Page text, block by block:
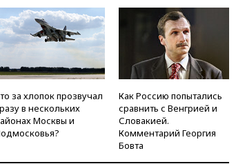
за хлопок прозвучал
в нескольких
Москвы и
Как Россию попытались
сравнить с Венгрией и
Словакией.
Комментарий Георгия
Бовта